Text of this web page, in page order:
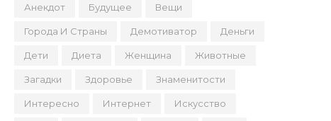
Анекдот Будущее Вещи
Города И Страны Демотиватор Деньги
Дети Диета Женщина Животные
Загадки Здоровье Знаменитости
Интересно Интернет Искусство